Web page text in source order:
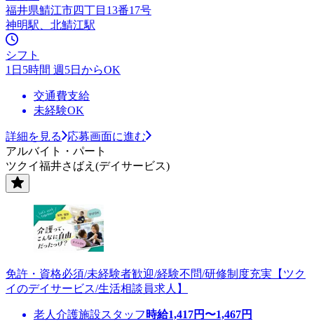
福井県鯖江市四丁目13番17号
神明駅、北鯖江駅
シフト
1日5時間 週5日からOK
交通費支給
未経験OK
詳細を見る
応募画面に進む
アルバイト・パート
ツクイ福井さばえ(デイサービス)
免許・資格必須/未経験者歓迎/経験不問/研修制度充実【ツク
イのデイサービス/生活相談員求人】
老人介護施設スタッフ 時給1,417円〜1,467円